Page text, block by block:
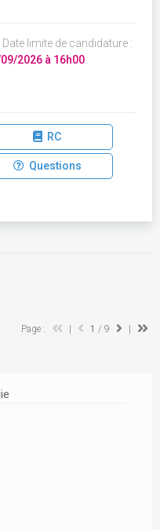
Date limite de candidature :
2026 à 16h00
RC
Questions
Page : 1 / 9